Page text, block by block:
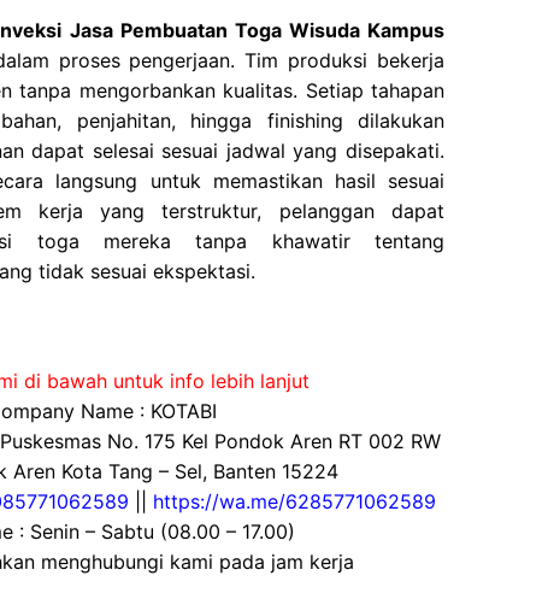
Jasa Pembuatan Toga Wisuda Kampus
proses pengerjaan. Tim produksi bekerja
tanpa mengorbankan kualitas. Setiap tahapan
penjahitan, hingga finishing dilakukan
dapat selesai sesuai jadwal yang disepakati.
langsung untuk memastikan hasil sesuai
kerja yang terstruktur, pelanggan dapat
toga mereka tanpa khawatir tentang
tidak sesuai ekspektasi.
di bawah untuk info lebih lanjut
Name : KOTABI
No. 175 Kel Pondok Aren RT 002 RW
Aren Kota Tang – Sel, Banten 15224
https://wa.me/6285771062589
: Senin – Sabtu (08.00 – 17.00)
menghubungi kami pada jam kerja